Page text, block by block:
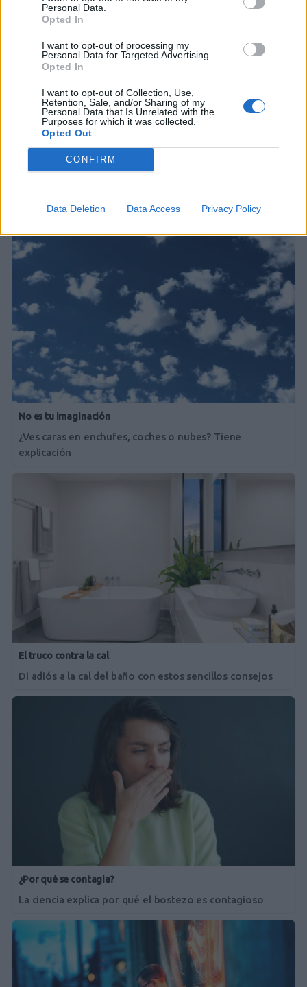
Personal Data.
Opted In
I want to opt-out of processing my
Personal Data for Targeted Advertising.
Opted In
I want to opt-out of Collection, Use,
Retention, Sale, and/or Sharing of my
Personal Data that Is Unrelated with the
Purposes for which it was collected.
Opted Out
CONFIRM
Data Deletion Data Access Privacy Policy
No son populares, pero sí extraordinariamente útiles
No es tu imaginación
¿Ves caras en enchufes, coches o nubes? Tiene
explicación
El truco contra la cal
Di adiós a la cal del baño con estos sencillos consejos
¿Por qué se contagia?
La ciencia explica por qué el bostezo es contagioso